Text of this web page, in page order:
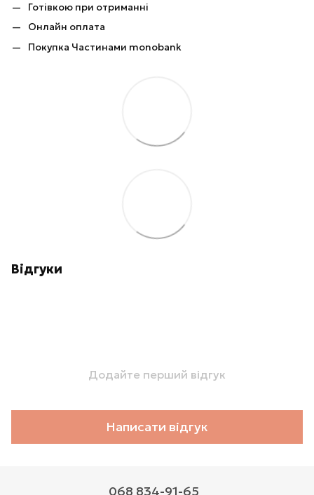
Готівкою при отриманні
Онлайн оплата
Покупка Частинами monobank
Відгуки
Додайте перший відгук
Написати відгук
068 834-91-65